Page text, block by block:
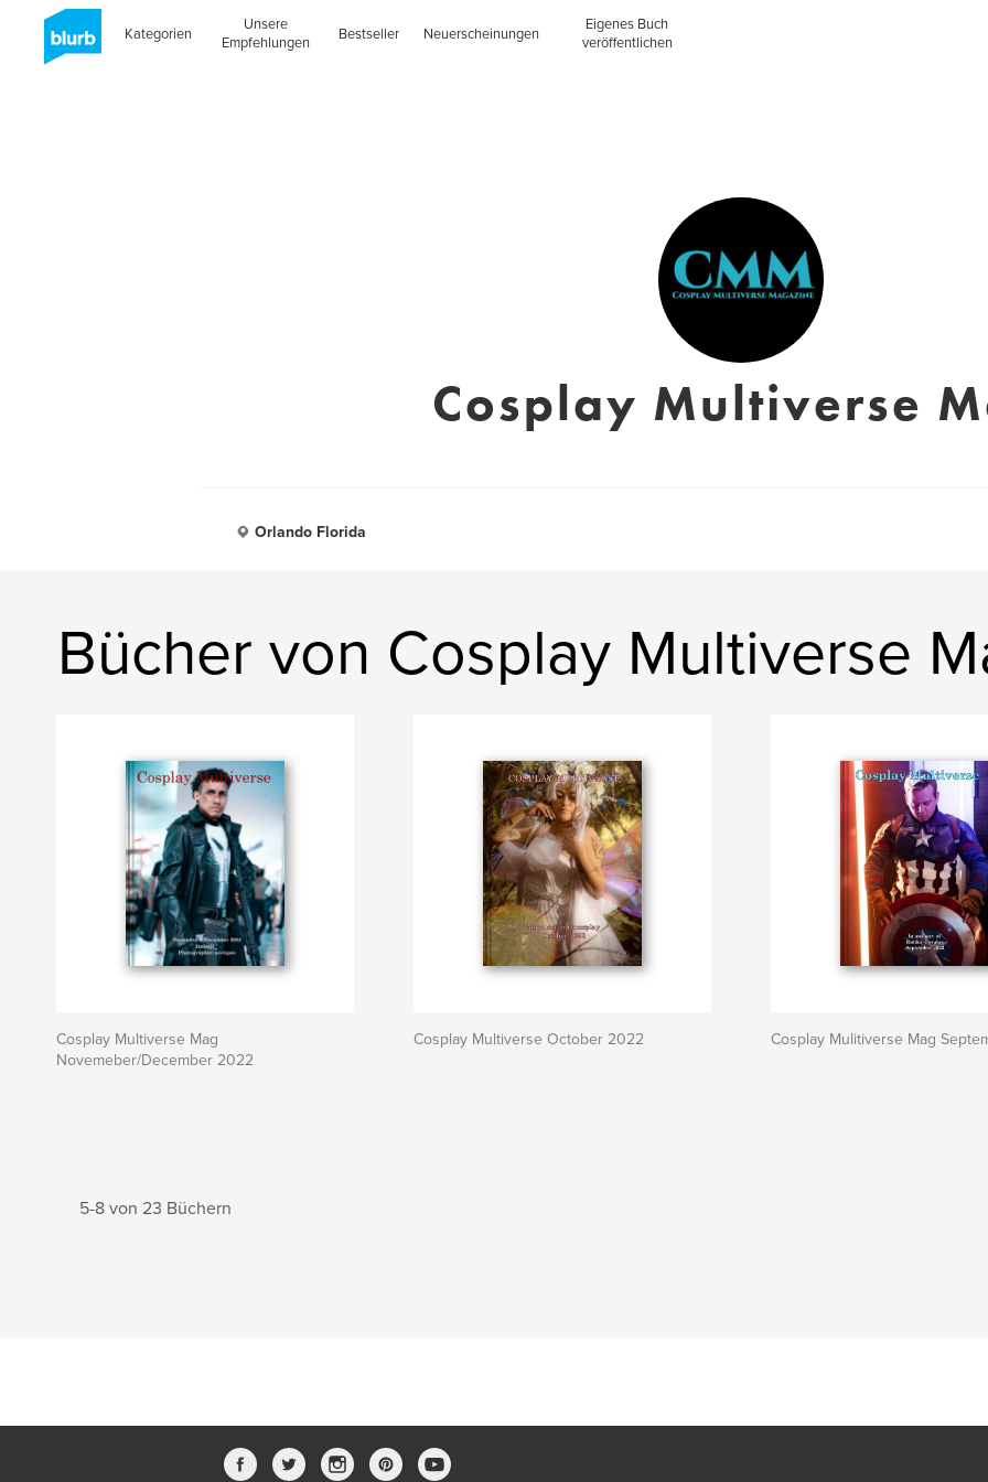
Kategorien
Unsere
Empfehlungen
Bestseller Neuerscheinungen
Eigenes Buch
veröffentlichen
Cosplay Multiverse
Orlando Florida
Bücher von Cosplay Multiverse
Cosplay Multiverse Mag
Novemeber/December 2022
Cosplay Multiverse October 2022 Cosplay Mulitiverse Mag
5-8 von 23 Büchern